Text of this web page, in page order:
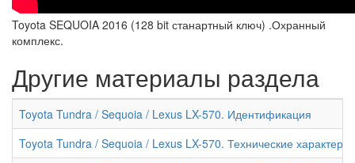
Toyota SEQUOIA 2016 (128 bit станартный ключ) .Охранный
комплекс.
Другие материалы раздела
Toyota Tundra / Sequoia / Lexus LX-570. Идентификация
Toyota Tundra / Sequoia / Lexus LX-570. Технические